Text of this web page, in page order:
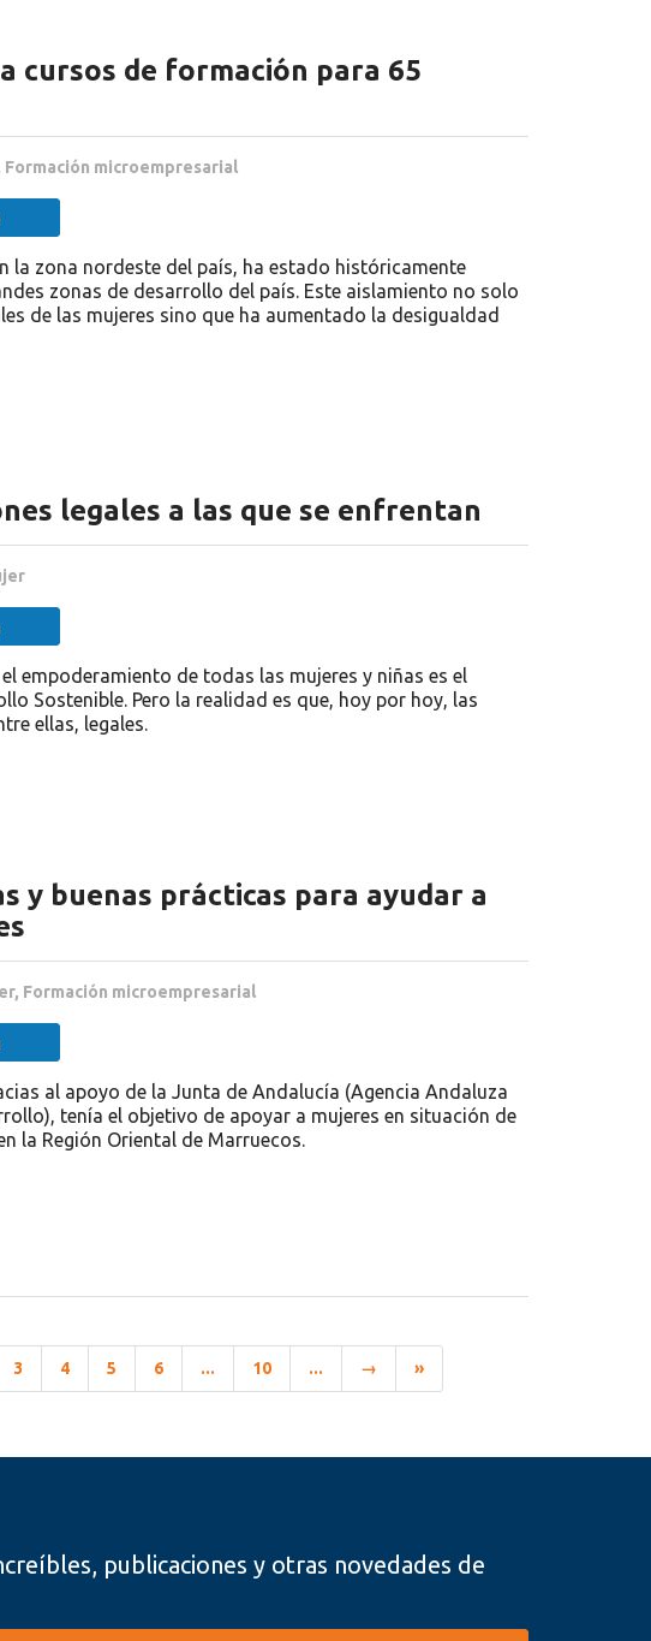
cursos de formación para 65
Formación microempresarial
la zona nordeste del país, ha estado históricamente
zonas de desarrollo del país. Este aislamiento no solo
de las mujeres sino que ha aumentado la desigualdad
legales a las que se enfrentan
empoderamiento de todas las mujeres y niñas es el
Sostenible. Pero la realidad es que, hoy por hoy, las
ellas, legales.
y buenas prácticas para ayudar a
, Formación microempresarial
al apoyo de la Junta de Andalucía (Agencia Andaluza
tenía el objetivo de apoyar a mujeres en situación de
la Región Oriental de Marruecos.
3 4 5 6 ... 10 ... → »
publicaciones y otras novedades de